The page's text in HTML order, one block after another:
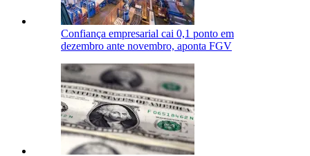
Confiança empresarial cai 0,1 ponto em
dezembro ante novembro, aponta FGV